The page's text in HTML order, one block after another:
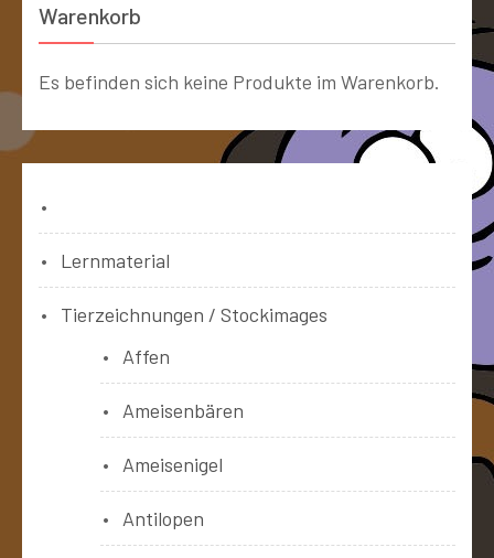
Warenkorb
Es befinden sich keine Produkte im Warenkorb.
Lernmaterial
Tierzeichnungen / Stockimages
Affen
Ameisenbären
Ameisenigel
Antilopen